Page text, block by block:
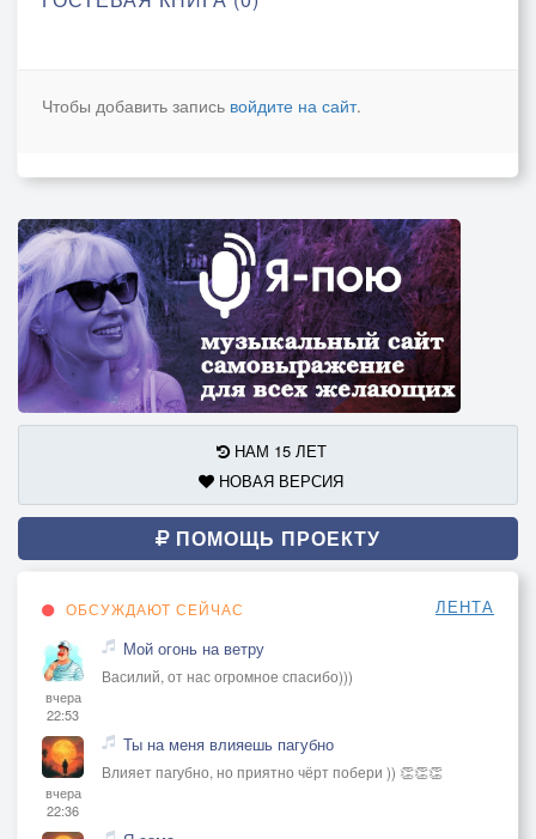
Чтобы добавить запись войдите на сайт.
НАМ 15 ЛЕТ
НОВАЯ ВЕРСИЯ
ПОМОЩЬ ПРОЕКТУ
ОБСУЖДАЮТ СЕЙЧАС ЛЕНТА
вчера
22:53
Мой огонь на ветру
Василий, от нас огромное спасибо)))
вчера
22:36
Ты на меня влияешь пагубно
Влияет пагубно, но приятно чёрт побери )) 👏👏👏